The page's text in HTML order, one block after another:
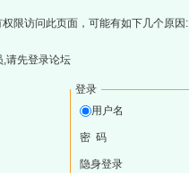
限访问此页面，可能有如下几个原因:
,请先登录论坛
登录
用户名
密 码
隐身登录